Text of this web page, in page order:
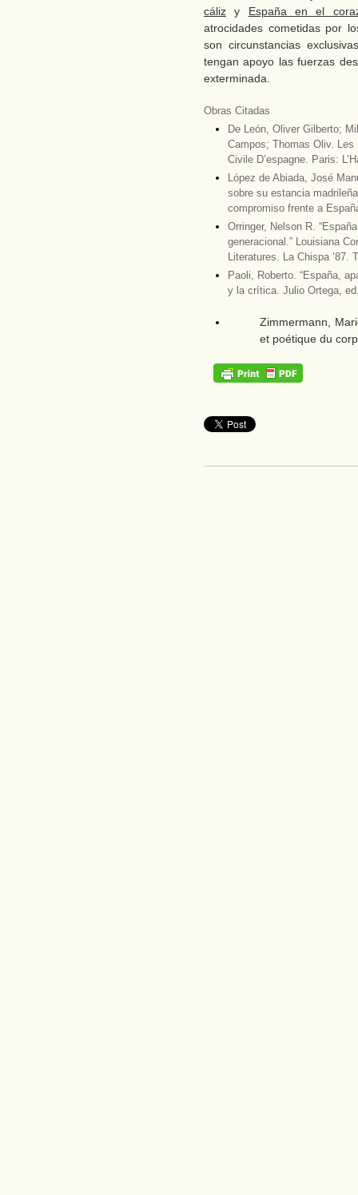
cáliz y España en el
atrocidades cometidas por
son circunstancias
tengan apoyo las fuerzas
exterminada.
Obras Citadas
De León, Oliver Gilberto;
Campos; Thomas Oliv.
Civile D’espagne. Paris:
López de Abiada, José
sobre su estancia
compromiso frente a
Orringer, Nelson R.
generacional.” Louisiana
Literatures. La Chispa ’87.
Paoli, Roberto. “España,
y la crítica. Julio Ortega,
Zimmermann,
et poétique du